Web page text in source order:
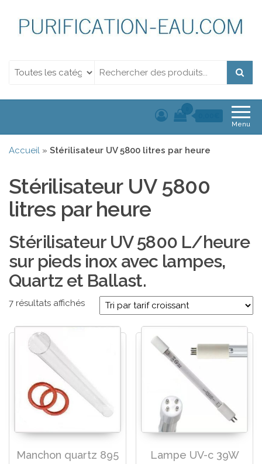
Purification de l'eau.
Filtration et
Désinfection Uv
Menu
Accueil » Stérilisateur UV 5800 litres par heure
Stérilisateur UV 5800
litres par heure
Stérilisateur UV 5800 L/heure
sur pieds inox avec lampes,
Quartz et Ballast.
7 résultats affichésTrié par prix croissant
Manchon quartz 895
Lampe UV-c 39W